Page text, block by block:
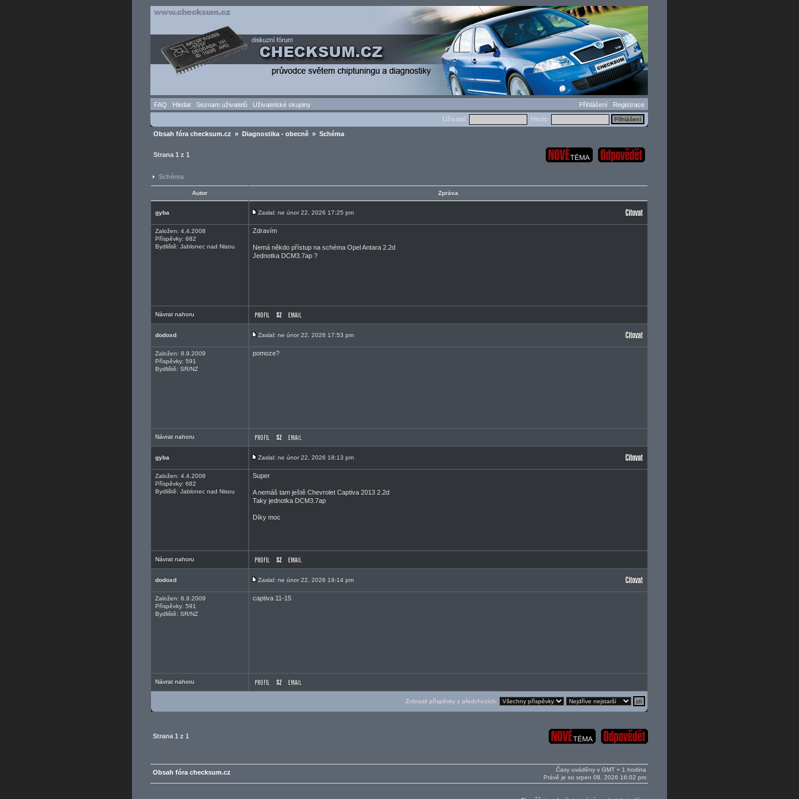
FAQ Hledat Seznam uživatelů Uživatelské skupiny Přihlášení
Registrace
Uživatel:
Heslo:
Obsah fóra checksum.cz » Diagnostika - obecně » Schéma
Strana 1 z 1
Schéma
Autor Zpráva
gyba Zaslal: ne únor 22, 2026 17:25 pm
Založen: 4.4.2008
Příspěvky: 682
Bydliště: Jablonec nad Nisou
Zdravím
Nemá někdo přístup na schéma Opel Antara 2.2d
Jednotka DCM3.7ap ?
Návrat nahoru
dodoxd Zaslal: ne únor 22, 2026 17:53 pm
Založen: 8.9.2009
Příspěvky: 591
Bydliště: SR/NZ
pomoze?
Návrat nahoru
gyba Zaslal: ne únor 22, 2026 18:13 pm
Založen: 4.4.2008
Příspěvky: 682
Bydliště: Jablonec nad Nisou
Super
A nemáš tam ještě Chevrolet Captiva 2013 2.2d
Taky jednotka DCM3.7ap
Díky moc
Návrat nahoru
dodoxd Zaslal: ne únor 22, 2026 19:14 pm
Založen: 8.9.2009
Příspěvky: 591
Bydliště: SR/NZ
captiva 11-15
Návrat nahoru
Zobrazit příspěvky z předchozích:
Strana 1 z 1
Časy uváděny v GMT + 1 hodina
Právě je so srpen 08, 2026 16:02 pm
Obsah fóra checksum.cz